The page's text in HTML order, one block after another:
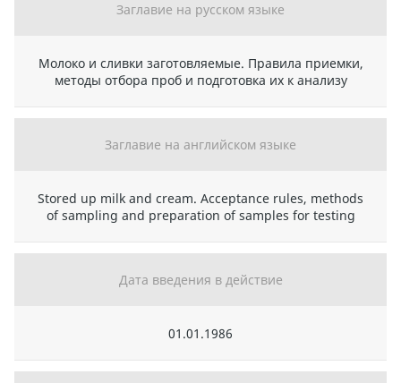
Заглавие на русском языке
Молоко и сливки заготовляемые. Правила приемки,
методы отбора проб и подготовка их к анализу
Заглавие на английском языке
Stored up milk and cream. Acceptance rules, methods
of sampling and preparation of samples for testing
Дата введения в действие
01.01.1986